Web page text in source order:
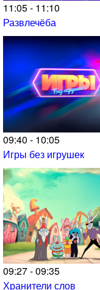
11:05 - 11:10
Развлечёба
09:40 - 10:05
Игры без игрушек
09:27 - 09:35
Хранители слов